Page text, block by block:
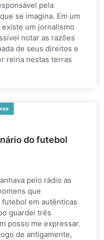
pela
se imagina. Em um
um jornalismo
notar as razões
de seus direitos e
reina nestas terras
do futebol
pelo rádio as
que
em autênticas
guardei três
posso me expressar.
de antigamente,